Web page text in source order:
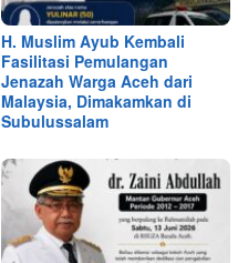
H. Muslim Ayub Kembali
Fasilitasi Pemulangan
Jenazah Warga Aceh dari
Malaysia, Dimakamkan di
Subulussalam